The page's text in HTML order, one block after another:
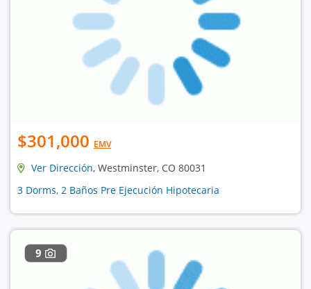
$301,000 EMV
Ver Dirección, Westminster, CO 80031
3 Dorms, 2 Baños Pre Ejecución Hipotecaria
9